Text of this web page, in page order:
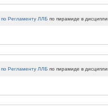
по Регламенту ЛЛБ по пирамиде в
по Регламенту ЛЛБ по пирамиде в